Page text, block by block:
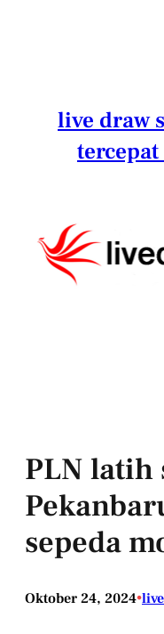
live draw
tercepat
PLN latih
sepeda
Oktober 24, 2024•